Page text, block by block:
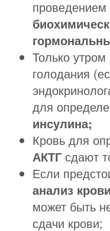
проведением
Только
голодания
для
инсулина;
Кровь для
АКТГ сдают
Если
анализ крови
может быть
сдачи крови;